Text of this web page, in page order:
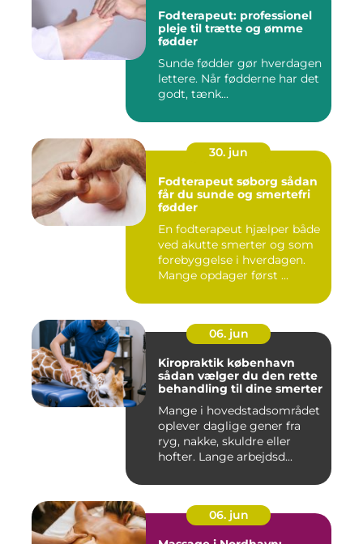
Fodterapeut: professionel
pleje til trætte og ømme
fødder
Sunde fødder gør hverdagen
lettere. Når fødderne har det
godt, tænk...
30. jun
Fodterapeut søborg sådan
får du sunde og smertefri
fødder
En fodterapeut hjælper både
ved akutte smerter og som
forebyggelse i hverdagen.
Mange opdager først ...
06. jun
Kiropraktik københavn
sådan vælger du den rette
behandling til dine smerter
Mange i hovedstadsområdet
oplever daglige gener fra
ryg, nakke, skuldre eller
hofter. Lange arbejdsd...
06. jun